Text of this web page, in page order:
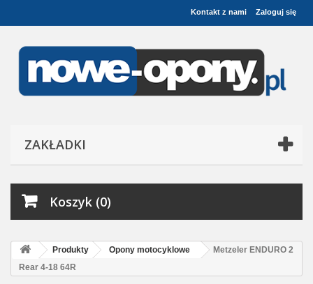
Zaloguj się
Kontakt z nami
ZAKŁADKI
Koszyk (0)
Produkty Opony motocyklowe
Metzeler ENDURO 2
Rear 4-18 64R